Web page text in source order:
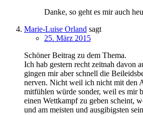
Danke, so geht es mir auch
Marie-Luise Orland sagt
25. März 2015
Schöner Beitrag zu dem Thema.
Ich hab gestern recht zeitnah davon
gingen mir aber schnell die
nerven. Nicht weil ich nicht mit den
mitfühlen würde sonder, weil es mir
einen Wettkampf zu geben scheint,
und am meisten und ausgibigsten